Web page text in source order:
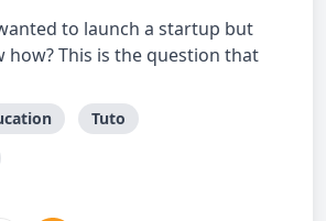
to launch a startup but
how? This is the question that
Tuto